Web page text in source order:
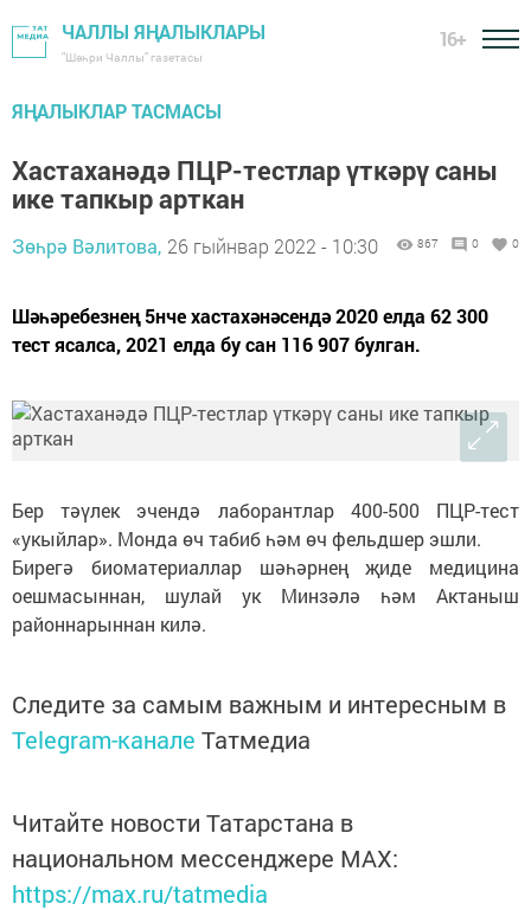
ЧАЛЛЫ ЯҢАЛЫКЛАРЫ
"Шәһри Чаллы" газетасы
16+
ЯҢАЛЫКЛАР ТАСМАСЫ
Хастаханәдә ПЦР-тестлар үткәрү саны
ике тапкыр арткан
Зөһрә Вәлитова, 26 гыйнвар 2022 - 10:30 867 0 0
Шәһәребезнең 5нче хастахәнәсендә 2020 елда 62 300
тест ясалса, 2021 елда бу сан 116 907 булган.
Бер тәүлек эчендә лаборантлар 400-500 ПЦР-тест
«укыйлар». Монда өч табиб һәм өч фельдшер эшли.
Бирегә биоматериаллар шәһәрнең җиде медицина
оешмасыннан, шулай ук Минзәлә һәм Актаныш
районнарыннан килә.
Следите за самым важным и интересным в
Telegram-канале Татмедиа
Читайте новости Татарстана в
национальном мессенджере MАХ:
https://max.ru/tatmedia